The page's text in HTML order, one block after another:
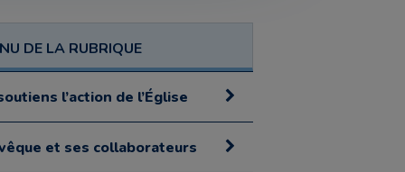
DE LA RUBRIQUE
l’action de l’Église
et ses collaborateurs